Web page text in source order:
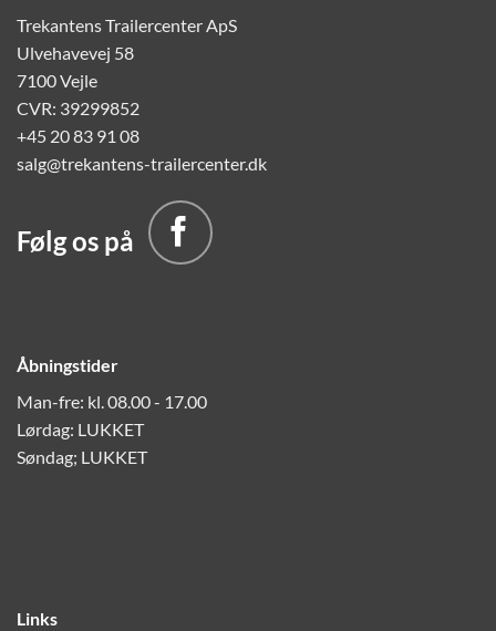
Trekantens Trailercenter ApS
Ulvehavevej 58
7100 Vejle
CVR: 39299852
+45 20 83 91 08
salg@trekantens-trailercenter.dk
Følg os på
Åbningstider
Man-fre: kl. 08.00 - 17.00
Lørdag: LUKKET
Søndag; LUKKET
Links